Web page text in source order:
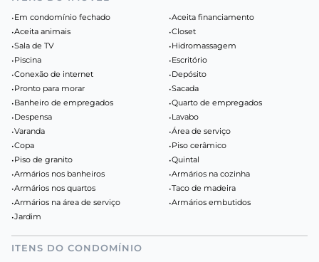
•Em condomínio fechado •Aceita financiamento
•Aceita animais •Closet
•Sala de TV •Hidromassagem
•Piscina •Escritório
•Conexão de internet •Depósito
•Pronto para morar •Sacada
•Banheiro de empregados •Quarto de empregados
•Despensa •Lavabo
•Varanda •Área de serviço
•Copa •Piso cerâmico
•Piso de granito •Quintal
•Armários nos banheiros •Armários na cozinha
•Armários nos quartos •Taco de madeira
•Armários na área de serviço •Armários embutidos
•Jardim
ITENS DO CONDOMÍNIO